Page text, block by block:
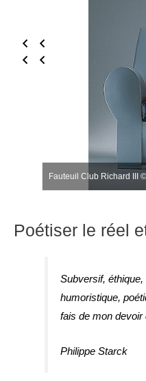
Fauteuil Club Richard III
Poétiser le réel
Subversif,
humoristique,
fais de mon devoir
Philippe Starck